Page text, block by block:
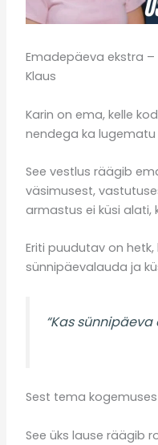
Emadepäeva ekstra
Klaus
Karin on ema, kelle
nendega ka lugematu
See vestlus räägib
väsimusest,
armastus ei küsi alati,
Eriti puudutav on
sünnipäevalauda ja
“Kas sünnipäeva
Sest tema
See üks lause räägib